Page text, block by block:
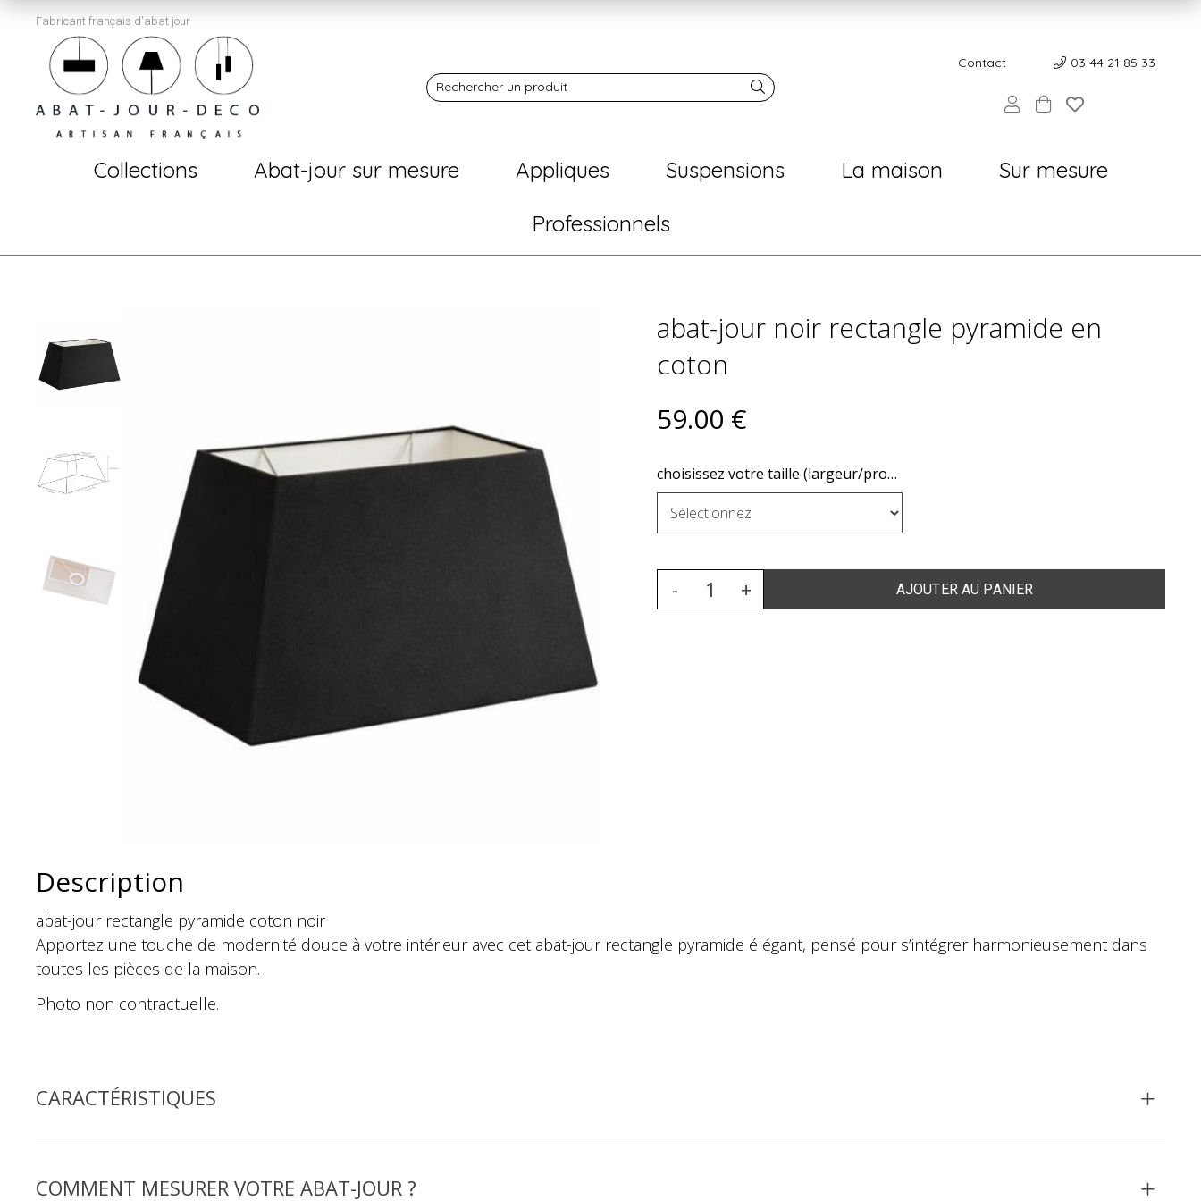
Fabricant français d'abat jour
Contact
03 44 21 85 33
Rechercher un produit
Collections Abat-jour sur mesure Appliques Suspensions La maison
Sur mesure
Professionnels
abat-jour noir rectangle pyramide en
coton
59.00 €
choisissez votre taille (largeur/profondeur/pente) :
Description
abat-jour rectangle pyramide coton noir
Apportez une touche de modernité douce à votre intérieur avec cet abat-jour rectangle pyramide élégant, pensé pour s’intégrer harmonieusement dans
toutes les pièces de la maison.
Photo non contractuelle.
CARACTÉRISTIQUES
COMMENT MESURER VOTRE ABAT-JOUR ?
Contact